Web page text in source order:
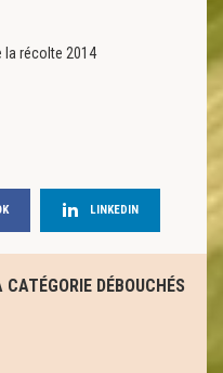
la récolte 2014
LINKEDIN
DÉBOUCHÉS